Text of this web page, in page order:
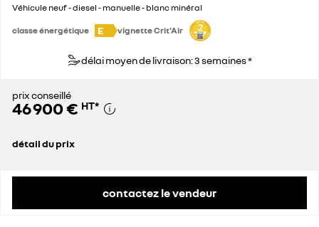
Véhicule neuf - diesel - manuelle - blanc minéral
classe énergétique E vignette Crit'Air
délai moyen de livraison: 3 semaines *
prix conseillé
46 900 € HT*
détail du prix
contactez le vendeur